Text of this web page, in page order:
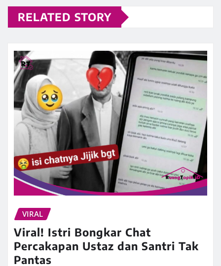
RELATED STORY
VIRAL
Viral! Istri Bongkar Chat
Percakapan Ustaz dan Santri Tak
Pantas